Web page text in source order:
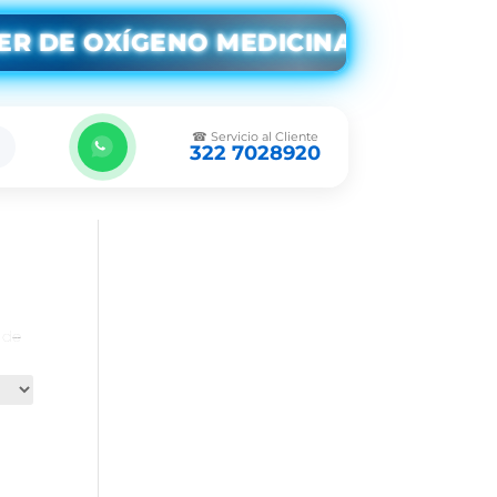
DE OXÍGENO MEDICINAL EN
☎ Servicio al Cliente
322 7028920
de